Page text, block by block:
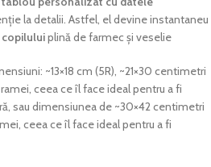
la detalii. Astfel, el devine instantaneu
plină de farmec și veselie
~13×18 cm (5R), ~21×30 centimetri
ceea ce îl face ideal pentru a fi
sau dimensiunea de ~30×42 centimetri
ceea ce îl face ideal pentru a fi